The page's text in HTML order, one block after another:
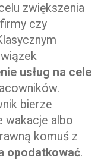
zwiększenia
czy
usług na cele
bierze
wakacje albo
komuś z
opodatkować.